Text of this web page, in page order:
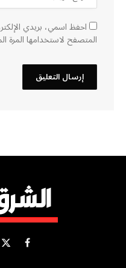
احفظ اسمي، بريدي
المتصفح لاستخدامها المرة
فيسبوك
X